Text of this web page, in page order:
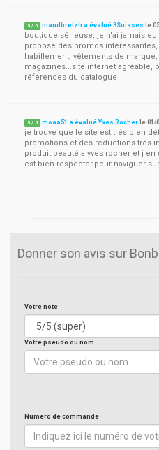
5 / 5 maudbreizh a évalué 3Suisses le
boutique sérieuse, je n'ai jamais
propose des promos
habillement, vêtements de
magazines...site internet agréable,
références du catalogue
5 / 5 moaa51 a évalué Yves Rocher le01/
je trouve que le site est trés bien
promotions et des réductions trés
produit beauté a yves rocher et j
est bien respecter.pour naviguer
Donner son avis sur
Votre note
Votre pseudo ou nom
Numéro de commande